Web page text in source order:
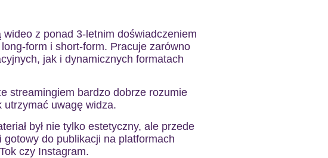
z ponad 3-letnim doświadczeniem
form i short-form. Pracuje zarówno
jak i dynamicznych formatach
streamingiem bardzo dobrze rozumie
uwagę widza.
był nie tylko estetyczny, ale przede
do publikacji na platformach
czy Instagram.